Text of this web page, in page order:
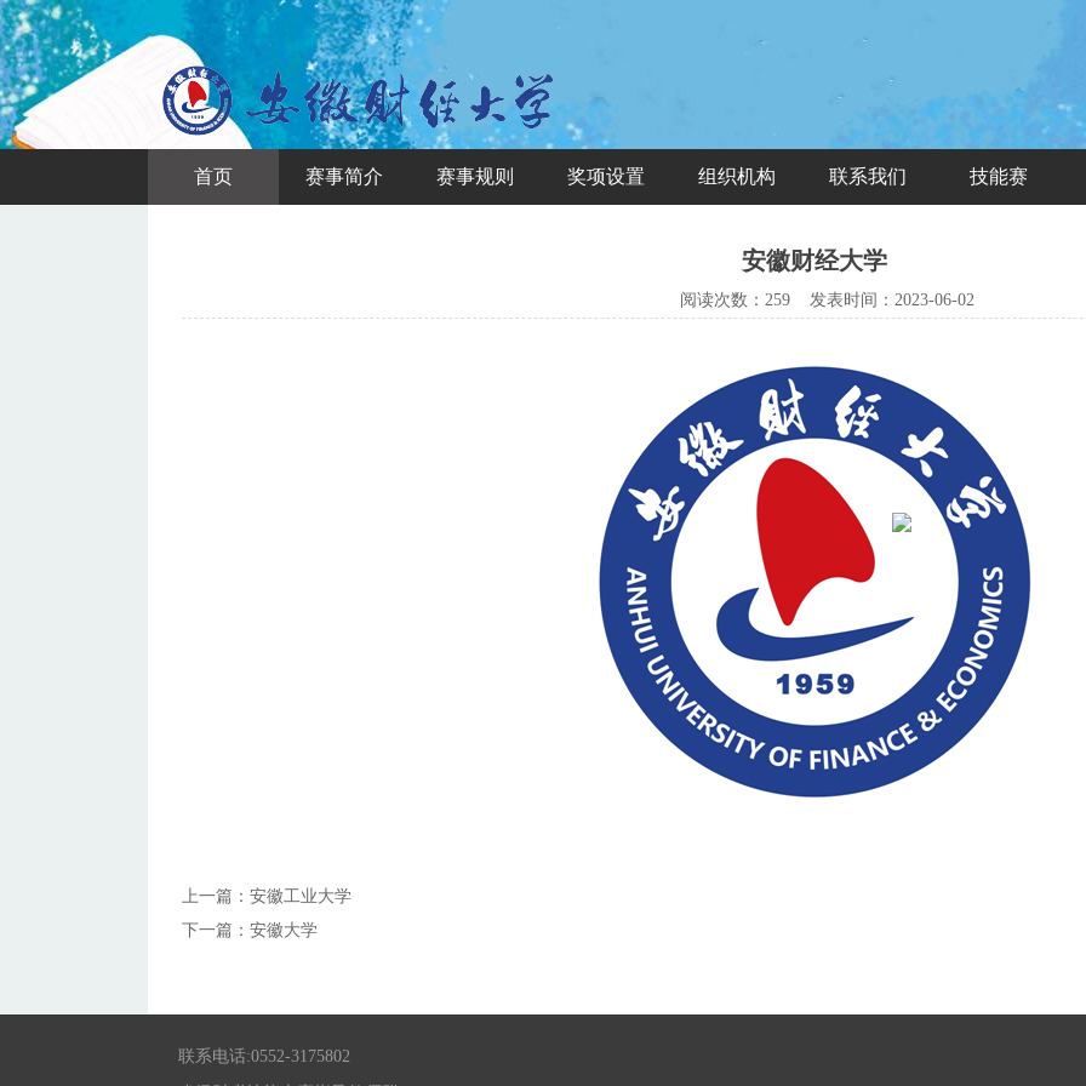
首页 赛事简介 赛事规则 奖项设置 组织机构 联系我们 技能赛
安徽财经大学
阅读次数： 259 发表时间： 2023-06-02
上一篇： 安徽工业大学
下一篇： 安徽大学
联系电话:0552-3175802